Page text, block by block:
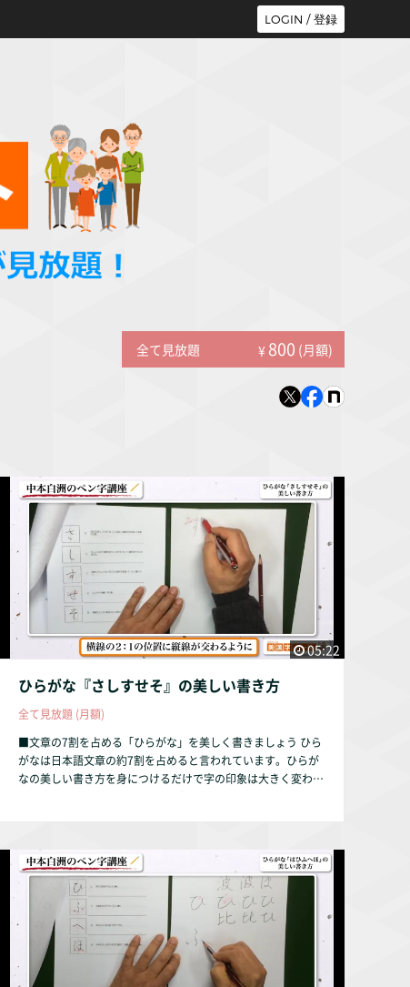
LOGIN / 登録
全て見放題 ¥ 800 (月額)
05:22
ひらがな『さしすせそ』の美しい書き方
全て見放題 (月額)
■文章の7割を占める「ひらがな」を美しく書きましょう ひら
がなは日本語文章の約7割を占めると言われています。ひらが
なの美しい書き方を身につけるだけで字の印象は大きく変わり